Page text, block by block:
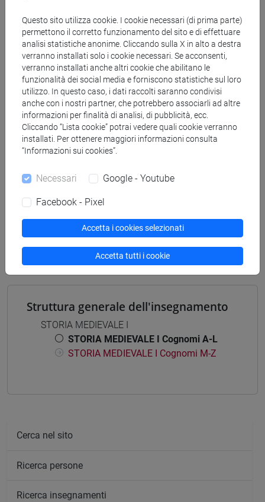
Corsi di studio e percorsi
[FT1] CONSERVAZIONE E GESTIONE DEI BENI
E DELLE ATTIVITÀ CULTURALI - Laurea
tars/ storia dell'arte/ egart/archeologico
[FT2] FILOSOFIA - Laurea
filosofia e storia
[FT3] LETTERE - Laurea
scienze del testo letterario e della comunicazione
scienze dell'antichità
Insegnamenti mutuati
STORIA MEDIEVALE I [FT0256]
Struttura generale dell'insegnamento
STORIA MEDIEVALE I
STORIA MEDIEVALE I Cognomi A-L
STORIA MEDIEVALE I Cognomi M-Z
Cerca nel sito
Ricerca persone
Ricerca insegnamenti
Questo sito utilizza cookie. I cookie necessari (di prima parte)
permettono il corretto funzionamento del sito e di effettuare
analisi statistiche anonime. Cliccando sulla X in alto a destra
verranno installati solo i cookie necessari. Se acconsenti,
verranno installati anche altri cookie che abilitano le
funzionalità dei social media e forniscono statistiche sul loro
utilizzo. In questo caso, i dati raccolti saranno condivisi
anche con i nostri partner, che potrebbero associarli ad altre
informazioni per finalità di analisi, di pubblicità, ecc.
Cliccando “Lista cookie” potrai vedere quali cookie verranno
installati. Per ottenere maggiori informazioni consulta
“Informazioni sui cookies”.
Necessari Google - Youtube
Facebook - Pixel
Accetta i cookies selezionati
Accetta tutti i cookie